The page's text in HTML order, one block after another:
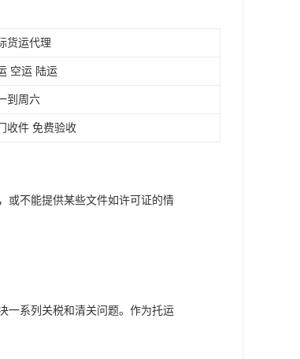
货运代理
空运 陆运
到周六
收件 免费验收
或不能提供某些文件如许可证的情
一系列关税和清关问题。作为托运